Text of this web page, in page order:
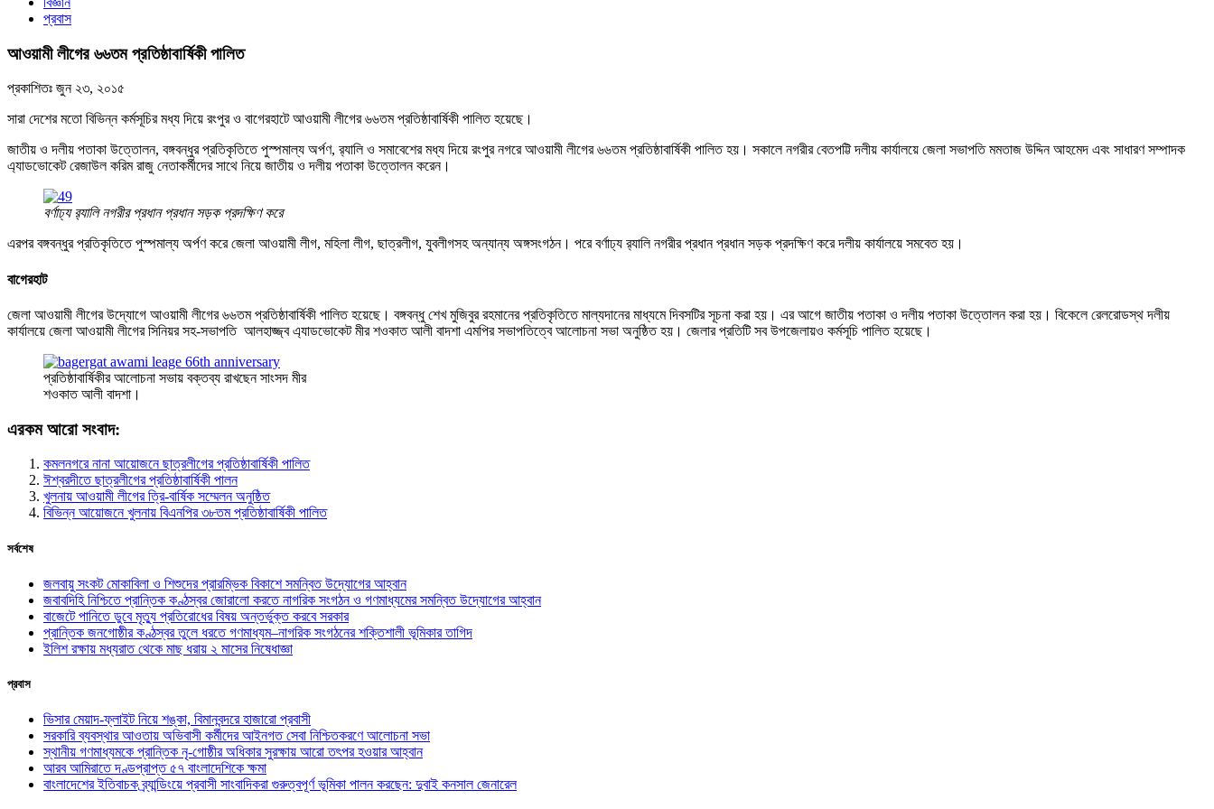
প্রবাস
আওয়ামী লীগের ৬৬তম প্রতিষ্ঠাবার্ষিকী পালিত
প্রকাশিতঃ জুন ২৩, ২০১৫
সারা দেশের মতো বিভিন্ন কর্মসূচির মধ্য দিয়ে রংপুর ও বাগেরহাটে আওয়ামী লীগের ৬৬তম প্রতিষ্ঠাবার্ষিকী পালিত হয়েছে।
জাতীয় ও দলীয় পতাকা উত্তোলন, বঙ্গবন্ধুর প্রতিকৃতিতে পুস্পমাল্য অর্পণ, র‌্যালি ও সমাবেশের মধ্য দিয়ে রংপুর নগরে আওয়ামী লীগের ৬৬তম প্রতিষ্ঠাবার্ষিকী পালিত হয়। সকালে নগরীর বেতপট্টি দলীয় কার্যালয়ে জেলা সভাপতি মমতাজ উদ্দিন আহমেদ এবং সাধারণ সম্পাদক
এ্যাডভোকেট রেজাউল করিম রাজু নেতাকর্মীদের সাথে নিয়ে জাতীয় ও দলীয় পতাকা উত্তোলন করেন।
বর্ণাঢ্য র‌্যালি নগরীর প্রধান প্রধান সড়ক প্রদক্ষিণ করে
এরপর বঙ্গবন্ধুর প্রতিকৃতিতে পুস্পমাল্য অর্পণ করে জেলা আওয়ামী লীগ, মহিলা লীগ, ছাত্রলীগ, যুবলীগসহ অন্যান্য অঙ্গসংগঠন। পরে বর্ণাঢ্য র‌্যালি নগরীর প্রধান প্রধান সড়ক প্রদক্ষিণ করে দলীয় কার্যালয়ে সমবেত হয়।
বাগেরহাট
জেলা আওয়ামী লীগের উদ্যোগে আওয়ামী লীগের ৬৬তম প্রতিষ্ঠাবার্ষিকী পালিত হয়েছে। বঙ্গবন্ধু শেখ মুজিবুর রহমানের প্রতিকৃতিতে মাল্যদানের মাধ্যমে দিবসটির সূচনা করা হয়। এর আগে জাতীয় পতাকা ও দলীয় পতাকা উত্তোলন করা হয়। বিকেলে রেলরোডস্থ দলীয়
কার্যালয়ে জেলা আওয়ামী লীগের সিনিয়র সহ-সভাপতি আলহাজ্জ্ব এ্যাডভোকেট মীর শওকাত আলী বাদশা এমপির সভাপতিত্বে আলোচনা সভা অনুষ্ঠিত হয়। জেলার প্রতিটি সব উপজেলায়ও কর্মসূচি পালিত হয়েছে।
প্রতিষ্ঠাবার্ষিকীর আলোচনা সভায় বক্তব্য রাখছেন সাংসদ মীর
শওকাত আলী বাদশা।
এরকম আরো সংবাদ:
কমলনগরে নানা আয়োজনে ছাত্রলীগের প্রতিষ্ঠাবার্ষিকী পালিত
ঈশ্বরদীতে ছাত্রলীগের প্রতিষ্ঠাবার্ষিকী পালন
খুলনায় আওয়ামী লীগের ত্রি-বার্ষিক সম্মেলন অনুষ্ঠিত
বিভিন্ন আয়োজনে খুলনায় বিএনপির ৩৮তম প্রতিষ্ঠাবার্ষিকী পালিত
সর্বশেষ
জলবায়ু সংকট মোকাবিলা ও শিশুদের প্রারম্ভিক বিকাশে সমন্বিত উদ্যোগের আহ্বান
জবাবদিহি নিশ্চিতে প্রান্তিক কণ্ঠস্বর জোরালো করতে নাগরিক সংগঠন ও গণমাধ্যমের সমন্বিত উদ্যোগের আহ্বান
বাজেটে পানিতে ডুবে মৃত্যু প্রতিরোধের বিষয় অন্তর্ভুক্ত করবে সরকার
প্রান্তিক জনগোষ্ঠীর কণ্ঠস্বর তুলে ধরতে গণমাধ্যম–নাগরিক সংগঠনের শক্তিশালী ভূমিকার তাগিদ
ইলিশ রক্ষায় মধ্যরাত থেকে মাছ ধরায় ২ মাসের নিষেধাজ্ঞা
প্রবাস
ভিসার মেয়াদ-ফ্লাইট নিয়ে শঙ্কা, বিমানবন্দরে হাজারো প্রবাসী
সরকারি ব্যবস্থার আওতায় অভিবাসী কর্মীদের আইনগত সেবা নিশ্চিতকরণে আলোচনা সভা
স্থানীয় গণমাধ্যমকে প্রান্তিক নৃ-গোষ্ঠীর অধিকার সুরক্ষায় আরো তৎপর হওয়ার আহ্বান
আরব আমিরাতে দণ্ডপ্রাপ্ত ৫৭ বাংলাদেশিকে ক্ষমা
বাংলাদেশের ইতিবাচক ব্র্যান্ডিংয়ে প্রবাসী সাংবাদিকরা গুরুত্বপূর্ণ ভূমিকা পালন করছেন: দুবাই কনসাল জেনারেল